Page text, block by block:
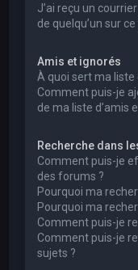
J’ai reçu un
de quelqu’un sur
Amis et ignorés
À quoi sert ma liste
Comment puis-je
de ma liste d’amis
Recherche dans
Comment puis-je
des forums ?
Pourquoi ma
Pourquoi ma
Comment puis-je
Comment puis-je
sujets ?